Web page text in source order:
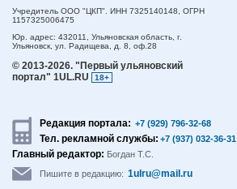
Учредитель ООО "ЦКП". ИНН 7325140148, ОГРН
1157325006475
Юр. адрес: 432011, Ульяновская область, г.
Ульяновск, ул. Радищева, д. 8, оф.28
© 2013-2026. "Первый ульяновский
портал" 1UL.RU
18+
Редакция портала: +7 (929) 796-32-68
Тел. рекламной службы: +7 (937) 032-36-31
Главный редактор: Богдан Т.С.
Пишите в редакцию: 1ulru@mail.ru